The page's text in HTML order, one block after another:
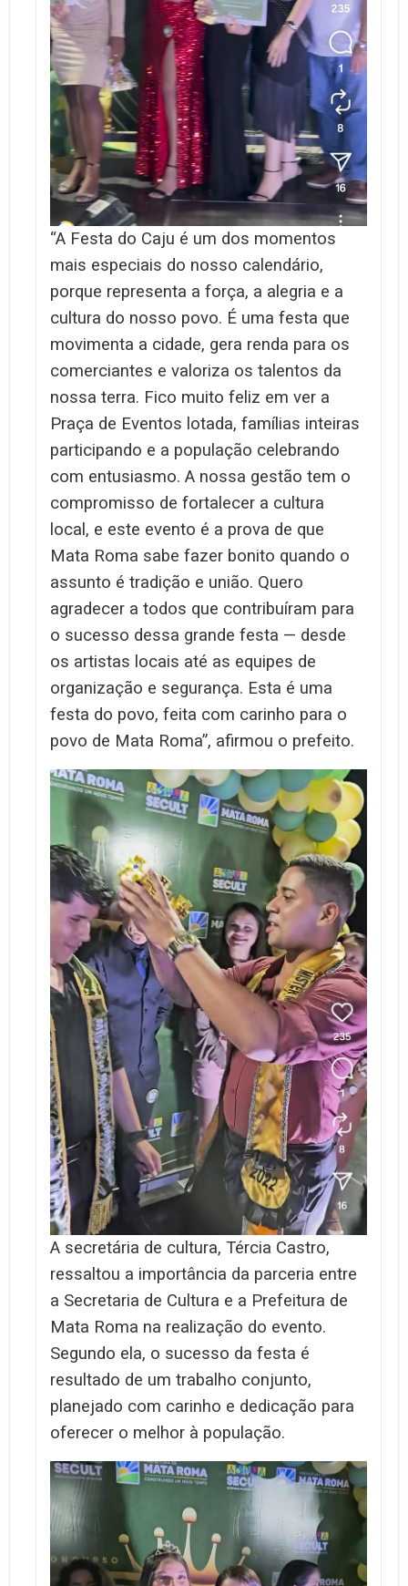
“A Festa do Caju é um dos momentos
mais especiais do nosso calendário,
porque representa a força, a alegria e a
cultura do nosso povo. É uma festa que
movimenta a cidade, gera renda para os
comerciantes e valoriza os talentos da
nossa terra. Fico muito feliz em ver a
Praça de Eventos lotada, famílias inteiras
participando e a população celebrando
com entusiasmo. A nossa gestão tem o
compromisso de fortalecer a cultura
local, e este evento é a prova de que
Mata Roma sabe fazer bonito quando o
assunto é tradição e união. Quero
agradecer a todos que contribuíram para
o sucesso dessa grande festa — desde
os artistas locais até as equipes de
organização e segurança. Esta é uma
festa do povo, feita com carinho para o
povo de Mata Roma”, afirmou o prefeito.
A secretária de cultura, Tércia Castro,
ressaltou a importância da parceria entre
a Secretaria de Cultura e a Prefeitura de
Mata Roma na realização do evento.
Segundo ela, o sucesso da festa é
resultado de um trabalho conjunto,
planejado com carinho e dedicação para
oferecer o melhor à população.